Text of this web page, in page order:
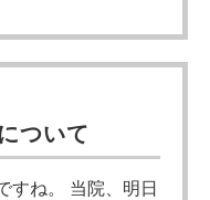
ついて
すね。 当院、明日